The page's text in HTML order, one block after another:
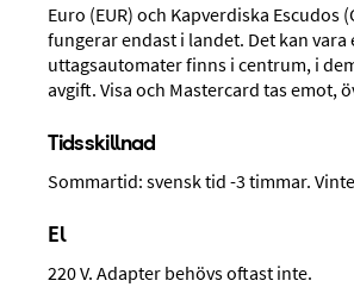
Euro (EUR) och Kapverdiska Escudos
fungerar endast i landet. Det kan
uttagsautomater finns i centrum, i
avgift. Visa och Mastercard tas emot,
Tidsskillnad
Sommartid: svensk tid -3 timmar.
El
220 V. Adapter behövs oftast inte.
Stränder